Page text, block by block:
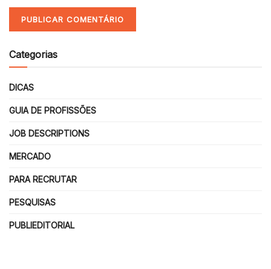
Categorias
DICAS
GUIA DE PROFISSÕES
JOB DESCRIPTIONS
MERCADO
PARA RECRUTAR
PESQUISAS
PUBLIEDITORIAL